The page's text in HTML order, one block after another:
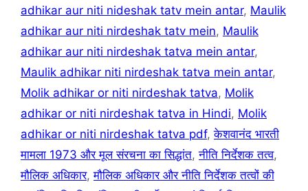
adhikar aur niti nideshak tatv mein antar, Maulik
adhikar aur niti nirdeshak tatv mein, Maulik
adhikar aur niti nirdeshak tatva mein antar,
Maulik adhikar niti nirdeshak tatva mein antar,
Molik adhikar or niti nirdeshak tatva, Molik
adhikar or niti nirdeshak tatva in Hindi, Molik
adhikar or niti nirdeshak tatva pdf,केशवानंद भारती
मामला 1973 और मूल संरचना का सिद्धांत,नीति निर्देशक तत्व,
मौलिक अधिकार,मौलिक अधिकार और नीति निर्देशक तत्वों की